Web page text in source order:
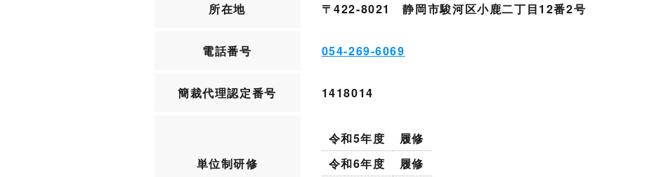
所在地 〒422-8021 静岡市駿河区小鹿二丁目12番2号
電話番号 054-269-6069
簡裁代理認定番号 1418014
単位制研修
令和5年度
履修
令和6年度
履修